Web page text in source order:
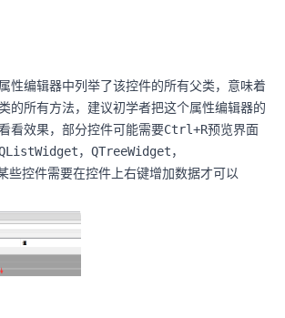
性编辑器中列举了该控件的所有父类，意味着
的所有方法，建议初学者把这个属性编辑器的
看效果，部分控件可能需要Ctrl+R预览界面
，QTreeWidget，
些控件需要在控件上右键增加数据才可以